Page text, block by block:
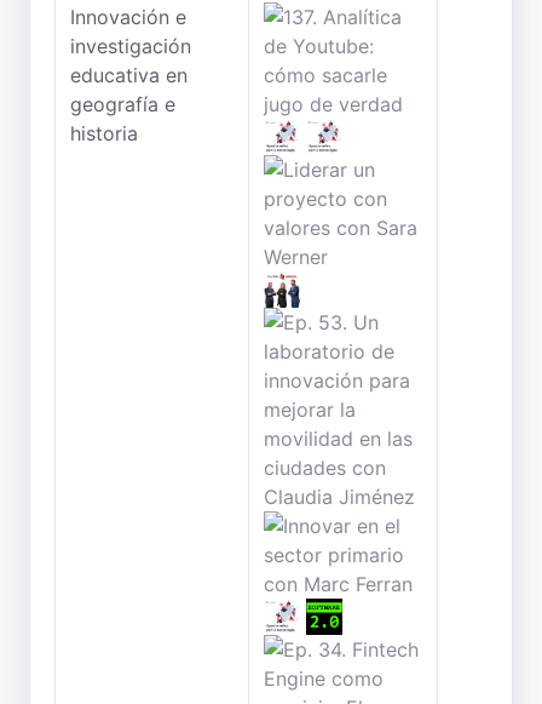
Innovación e
investigación
educativa en
geografía e
historia